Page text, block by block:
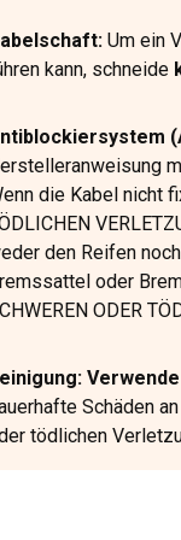
Um ein
kann, schneide
die Kabel nicht
den Reifen
oder
ODER
Schäden
tödlichen